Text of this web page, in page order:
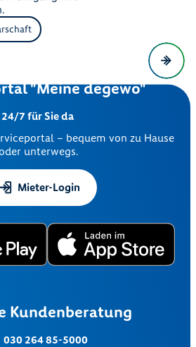
"Meine degewo"
24/7 für Sie da
– bequem von zu Hause
unterwegs.
Mieter-Login
Kundenberatung
030 264 85-5000